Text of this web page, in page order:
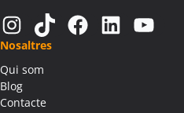
Activitats Teambuilding
Activitats Família Amics Alàs i
Colònies Escolars Alàs i Cerc
Activitats Teambuilding
Activitats Família Amics Albagés
Instagram TikTok Facebook LinkedIn YouTube
Nosaltres
Qui som
Blog
Contacte